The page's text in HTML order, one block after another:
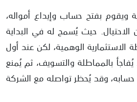
ويقوم بفتح حساب وإيداع أمواله،
الاحتيال. حيث يُسمح له في البداية
الوهمية، لكن عند أول
بالمماطلة والتسويف، ثم يُمنع
وقد يُحظر تواصله مع الشركة